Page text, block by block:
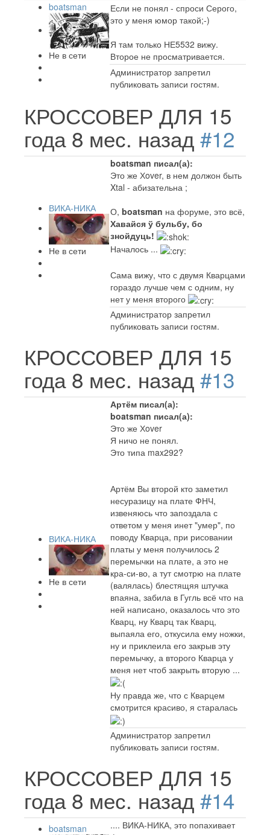
boatsman
Не в сети
Если не понял - спроси Серого,
это у меня юмор такой;-)
Я там только НЕ5532 вижу.
Второе не просматривается.
Администратор запретил
публиковать записи гостям.
КРОССОВЕР ДЛЯ 15
года 8 мес. назад #12
ВИКА-НИКА
Не в сети
boatsman писал(а):
Это же Хover, в нем должон быть
Xtal - абизательна ;
О, boatsman на форуме, это всё,
Хавайся ў бульбу, бо
знойдуць!
Началось ...
Сама вижу, что с двумя Кварцами
гораздо лучше чем с одним, ну
нет у меня второго
Администратор запретил
публиковать записи гостям.
КРОССОВЕР ДЛЯ 15
года 8 мес. назад #13
ВИКА-НИКА
Не в сети
Артём писал(а):
boatsman писал(а):
Это же Хover
Я ничо не понял.
Это типа max292?
Артём Вы второй кто заметил
несуразицу на плате ФНЧ,
извеняюсь что запоздала с
ответом у меня инет "умер", по
поводу Кварца, при рисовании
платы у меня получилось 2
перемычки на плате, а это не
кра-си-во, а тут смотрю на плате
(валялась) блестящяя штучка
впаяна, забила в Гугль всё что на
ней написано, оказалось что это
Кварц, ну Кварц так Кварц,
выпаяла его, откусила ему ножки,
ну и приклеила его закрыв эту
перемычку, а второго Кварца у
меня нет чтоб закрыть вторую ...
Ну правда же, что с Кварцем
смотрится красиво, я старалась
Администратор запретил
публиковать записи гостям.
КРОССОВЕР ДЛЯ 15
года 8 мес. назад #14
boatsman
.... ВИКА-НИКА, это попахивает